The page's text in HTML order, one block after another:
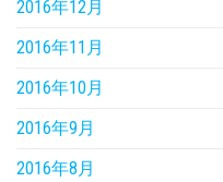
2016年12月
2016年11月
2016年10月
2016年9月
2016年8月